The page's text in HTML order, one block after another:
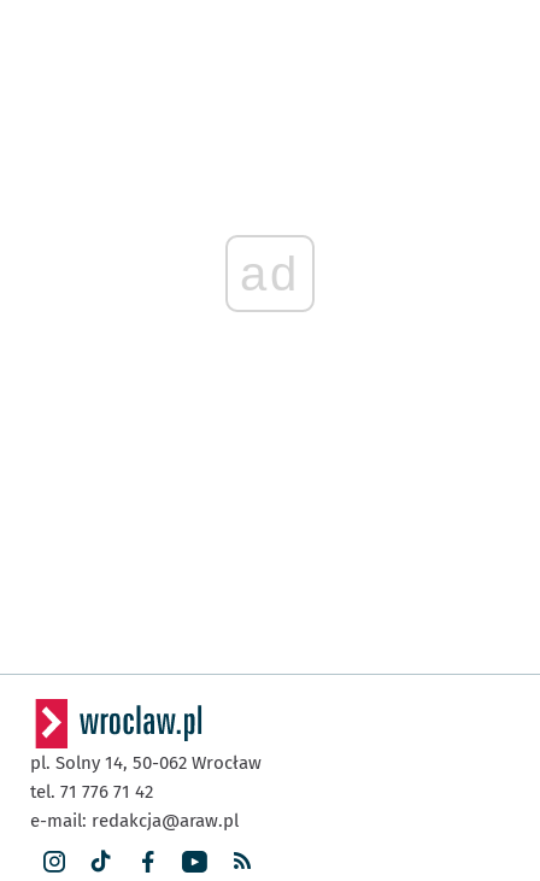
ad
pl. Solny 14, 50-062 Wrocław
tel. 71 776 71 42
e-mail: redakcja@araw.pl